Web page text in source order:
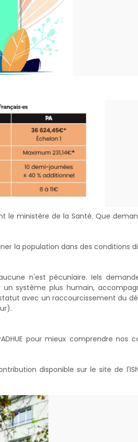
le ministère de la Santé. Que
la population dans des conditions
n'est pécuniaire. Iels
système plus humain,
avec un raccourcissement du
pour mieux comprendre nos
disponible sur le site de